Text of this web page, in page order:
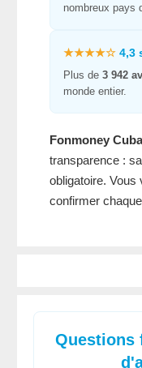
nombreux pays
★★★★☆ 4,3
Plus de 3 942
monde entier.
Fonmoney Cuba
transparence :
obligatoire.
confirmer
Questions